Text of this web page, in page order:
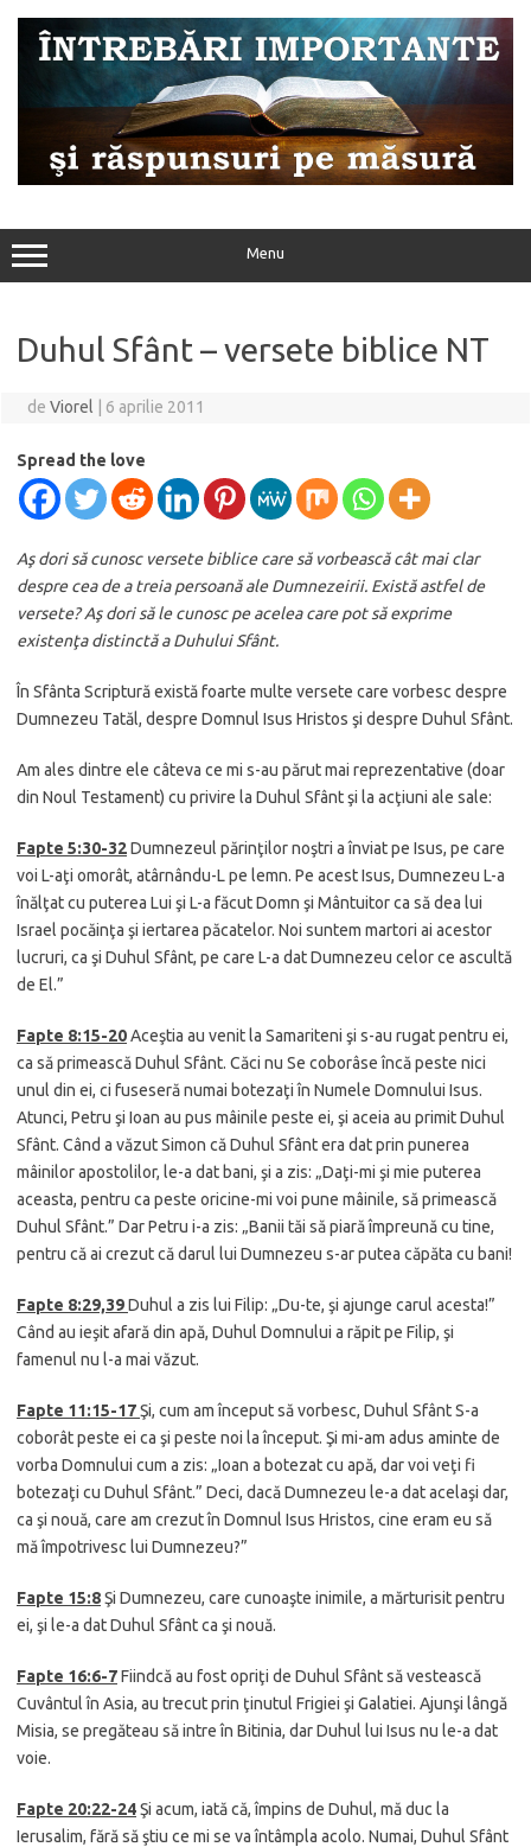
conținut
Menu
Duhul Sfânt – versete biblice NT
de Viorel 6 aprilie 2011
Spread the love
Aş dori să cunosc versete biblice care să vorbească cât mai clar
despre cea de a treia persoană ale Dumnezeirii. Există astfel de
versete? Aş dori să le cunosc pe acelea care pot să exprime
existenţa distinctă a Duhului Sfânt.
În Sfânta Scriptură există foarte multe versete care vorbesc despre
Dumnezeu Tatăl, despre Domnul Isus Hristos şi despre Duhul Sfânt.
Am ales dintre ele câteva ce mi s-au părut mai reprezentative (doar
din Noul Testament) cu privire la Duhul Sfânt şi la acţiuni ale sale:
Fapte 5:30-32Dumnezeul părinţilor noştri a înviat pe Isus, pe care
voi L-aţi omorât, atârnându-L pe lemn. Pe acest Isus, Dumnezeu L-a
înălţat cu puterea Lui şi L-a făcut Domn şi Mântuitor ca să dea lui
Israel pocăinţa şi iertarea păcatelor. Noi suntem martori ai acestor
lucruri, ca şi Duhul Sfânt, pe care L-a dat Dumnezeu celor ce ascultă
de El.”
Fapte 8:15-20Aceştia au venit la Samariteni şi s-au rugat pentru ei,
ca să primească Duhul Sfânt. Căci nu Se coborâse încă peste nici
unul din ei, ci fuseseră numai botezaţi în Numele Domnului Isus.
Atunci, Petru şi Ioan au pus mâinile peste ei, şi aceia au primit Duhul
Sfânt. Când a văzut Simon că Duhul Sfânt era dat prin punerea
mâinilor apostolilor, le-a dat bani, şi a zis: „Daţi-mi şi mie puterea
aceasta, pentru ca peste oricine-mi voi pune mâinile, să primească
Duhul Sfânt.” Dar Petru i-a zis: „Banii tăi să piară împreună cu tine,
pentru că ai crezut că darul lui Dumnezeu s-ar putea căpăta cu bani!
Fapte 8:29,39Duhul a zis lui Filip: „Du-te, şi ajunge carul acesta!”
Când au ieşit afară din apă, Duhul Domnului a răpit pe Filip, şi
famenul nu l-a mai văzut.
Fapte 11:15-17Şi, cum am început să vorbesc, Duhul Sfânt S-a
coborât peste ei ca şi peste noi la început. Şi mi-am adus aminte de
vorba Domnului cum a zis: „Ioan a botezat cu apă, dar voi veţi fi
botezaţi cu Duhul Sfânt.” Deci, dacă Dumnezeu le-a dat acelaşi dar,
ca şi nouă, care am crezut în Domnul Isus Hristos, cine eram eu să
mă împotrivesc lui Dumnezeu?”
Fapte 15:8Şi Dumnezeu, care cunoaşte inimile, a mărturisit pentru
ei, şi le-a dat Duhul Sfânt ca şi nouă.
Fapte 16:6-7Fiindcă au fost opriţi de Duhul Sfânt să vestească
Cuvântul în Asia, au trecut prin ţinutul Frigiei şi Galatiei. Ajunşi lângă
Misia, se pregăteau să intre în Bitinia, dar Duhul lui Isus nu le-a dat
voie.
Fapte 20:22-24Şi acum, iată că, împins de Duhul, mă duc la
Ierusalim, fără să ştiu ce mi se va întâmpla acolo. Numai, Duhul Sfânt